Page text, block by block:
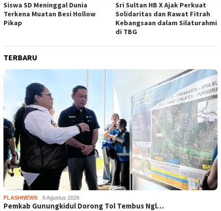
Siswa SD Meninggal Dunia
Terkena Muatan Besi Hollow
Pikap
Sri Sultan HB X Ajak Perkuat
Solidaritas dan Rawat Fitrah
Kebangsaan dalam Silaturahmi
di TBG
TERBARU
FLASHNEWS 6 Agustus 2026
Pemkab Gunungkidul Dorong Tol Tembus Ngl…